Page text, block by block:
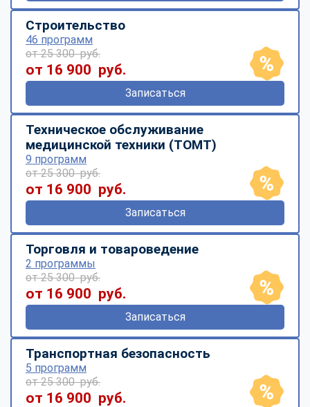
Строительство
46 программ
от 25 300 руб.
от 16 900 руб.
Записаться
Техническое обслуживание
медицинской техники (ТОМТ)
9 программ
от 25 300 руб.
от 16 900 руб.
Записаться
Торговля и товароведение
2 программы
от 25 300 руб.
от 16 900 руб.
Записаться
Транспортная безопасность
5 программ
от 25 300 руб.
от 16 900 руб.